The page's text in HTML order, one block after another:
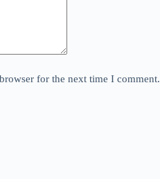
for the next time I comment.